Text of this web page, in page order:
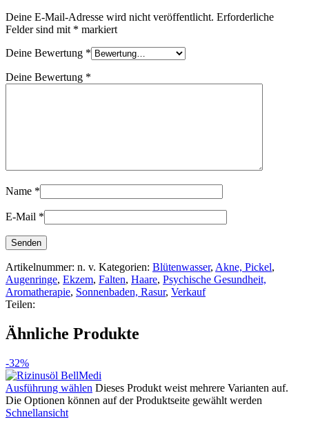
Deine E-Mail-Adresse wird nicht veröffentlicht. Erforderliche
Felder sind mit * markiert
Deine Bewertung *
Deine Bewertung *
Name *
E-Mail *
Artikelnummer: n. v. Kategorien: Blütenwasser, Akne, Pickel,
Augenringe, Ekzem, Falten, Haare, Psychische Gesundheit,
Aromatherapie, Sonnenbaden, Rasur, Verkauf
Teilen:
Ähnliche Produkte
-32%
Ausführung wählen Dieses Produkt weist mehrere Varianten auf.
Die Optionen können auf der Produktseite gewählt werden
Schnellansicht